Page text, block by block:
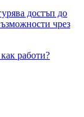
достъп до
чрез
работи?